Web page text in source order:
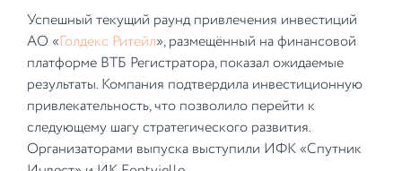
Успешный текущий раунд привлечения инвестиций
АО «Голдекс Ритейл», размещённый на финансовой
платформе ВТБ Регистратора, показал ожидаемые
результаты. Компания подтвердила инвестиционную
привлекательность, что позволило перейти к
следующему шагу стратегического развития.
Организаторами выпуска выступили ИФК «Спутник